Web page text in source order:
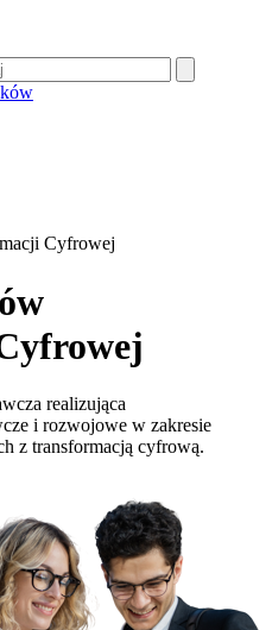
Cyfrowej
realizująca
i rozwojowe w zakresie
z transformacją cyfrową.